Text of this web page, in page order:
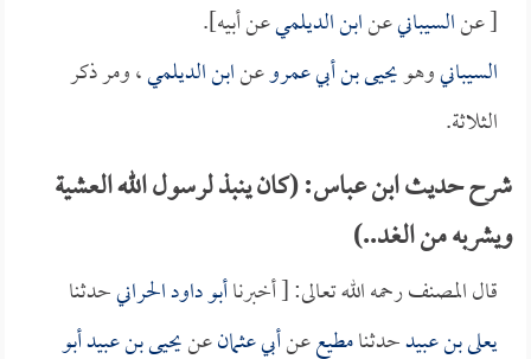
[ عنالسيبانيعنابن الديلميعن أبيه].
السيبانيوهويحيى بن أبي عمروعنابن الديلمي، ومر ذكر
الثلاثة.
شرح حديث ابن عباس: (كان ينبذ لرسول الله العشية
ويشربه من الغد..)
قال المصنف رحمه الله تعالى: [ أخبرناأبو داود الحرانيحدثنا
يعلى بن عبيدحدثنامطيععنأبي عثمانعنيحيى بن عبيد أبو